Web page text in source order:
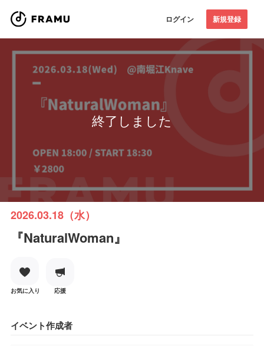
ログイン 新規登録
終了しました
2026.03.18（水）
『NaturalWoman』
お気に入り 応援
イベント作成者